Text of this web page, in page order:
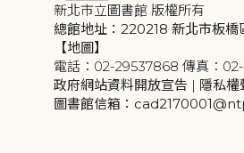
新北市立圖書館 版權所有
總館地址：220218 新北市板橋
【地圖】
電話：02-29537868 傳真：
政府網站資料開放宣告 | 隱私權
圖書館信箱：